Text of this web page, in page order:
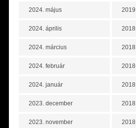
2024. május
2024. április
2024. március
2024. február
2024. január
2023. december
2023. november